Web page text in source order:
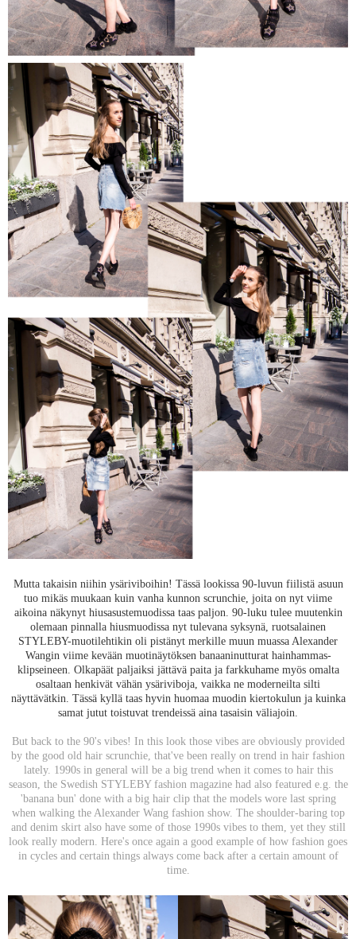
Mutta takaisin niihin ysäriviboihin! Tässä lookissa 90-luvun fiilistä asuun
tuo mikäs muukaan kuin vanha kunnon scrunchie, joita on nyt viime
aikoina näkynyt hiusasustemuodissa taas paljon. 90-luku tulee muutenkin
olemaan pinnalla hiusmuodissa nyt tulevana syksynä, ruotsalainen
STYLEBY-muotilehtikin oli pistänyt merkille muun muassa Alexander
Wangin viime kevään muotinäytöksen banaaninutturat hainhammas-
klipseineen. Olkapäät paljaiksi jättävä paita ja farkkuhame myös omalta
osaltaan henkivät vähän ysäriviboja, vaikka ne moderneilta silti
näyttävätkin. Tässä kyllä taas hyvin huomaa muodin kiertokulun ja kuinka
samat jutut toistuvat trendeissä aina tasaisin väliajoin.
But back to the 90's vibes! In this look those vibes are obviously provided
by the good old hair scrunchie, that've been really on trend in hair fashion
lately. 1990s in general will be a big trend when it comes to hair this
season, the Swedish STYLEBY fashion magazine had also featured e.g. the
'banana bun' done with a big hair clip that the models wore last spring
when walking the Alexander Wang fashion show. The shoulder-baring top
and denim skirt also have some of those 1990s vibes to them, yet they still
look really modern. Here's once again a good example of how fashion goes
in cycles and certain things always come back after a certain amount of
time.